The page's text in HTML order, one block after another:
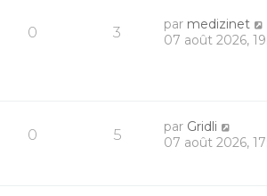
0 3 par medizinet
07 août 2026,
0 5 par Gridli
07 août 2026,